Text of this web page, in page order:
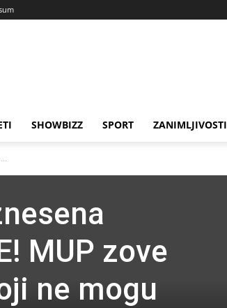
SHOWBIZZ SPORT ZANIMLJIVOSTI
MUP zove
ne mogu